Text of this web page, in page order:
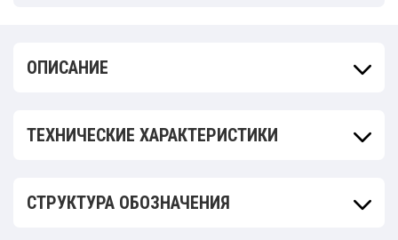
ОПИСАНИЕ
ТЕХНИЧЕСКИЕ ХАРАКТЕРИСТИКИ
СТРУКТУРА ОБОЗНАЧЕНИЯ